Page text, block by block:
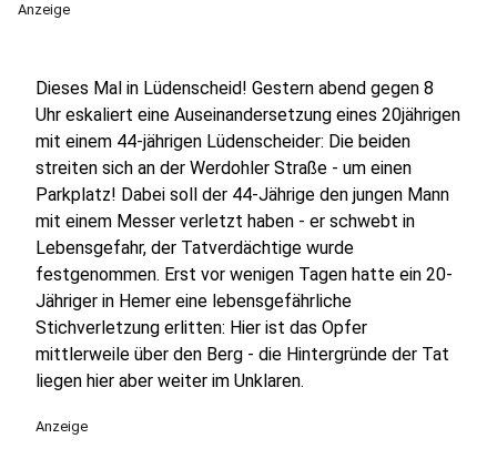
Anzeige
Dieses Mal in Lüdenscheid! Gestern abend gegen 8
Uhr eskaliert eine Auseinandersetzung eines 20jährigen
mit einem 44-jährigen Lüdenscheider: Die beiden
streiten sich an der Werdohler Straße - um einen
Parkplatz! Dabei soll der 44-Jährige den jungen Mann
mit einem Messer verletzt haben - er schwebt in
Lebensgefahr, der Tatverdächtige wurde
festgenommen. Erst vor wenigen Tagen hatte ein 20-
Jähriger in Hemer eine lebensgefährliche
Stichverletzung erlitten: Hier ist das Opfer
mittlerweile über den Berg - die Hintergründe der Tat
liegen hier aber weiter im Unklaren.
Anzeige